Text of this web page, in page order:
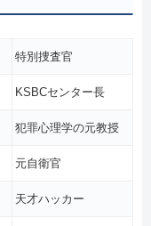
特別捜査官
KSBCセンター長
犯罪心理学の元教授
元自衛官
天才ハッカー